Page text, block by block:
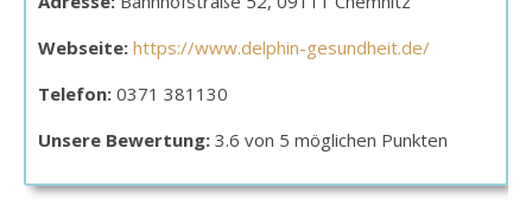
Webseite: https://www.delphin-gesundheit.de/
Telefon: 0371 381130
Unsere Bewertung: 3.6 von 5 möglichen Punkten